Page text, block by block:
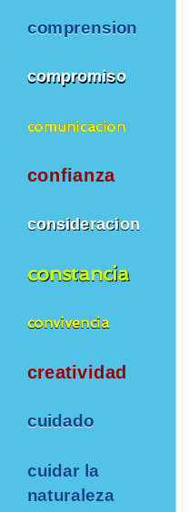
comprension
compromiso
comunicacion
confianza
consideracion
constancia
convivencia
creatividad
cuidado
cuidar la
naturaleza